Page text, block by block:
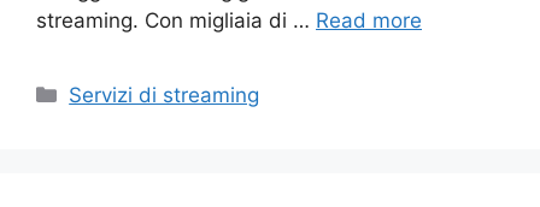
streaming. Con migliaia di … Read more
Categories
Servizi di streaming